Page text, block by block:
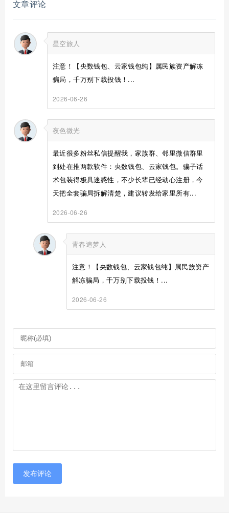
文章评论
星空旅人
注意！【央数钱包、云家钱包纯】属民族资产解冻
骗局，千万别下载投钱！...
2026-06-26
夜色微光
最近很多粉丝私信提醒我，家族群、邻里微信群里
到处在推两款软件：央数钱包、云家钱包。骗子话
术包装得极具迷惑性，不少长辈已经动心注册，今
天把全套骗局拆解清楚，建议转发给家里所有...
2026-06-26
青春追梦人
注意！【央数钱包、云家钱包纯】属民族资产
解冻骗局，千万别下载投钱！...
2026-06-26
发布评论